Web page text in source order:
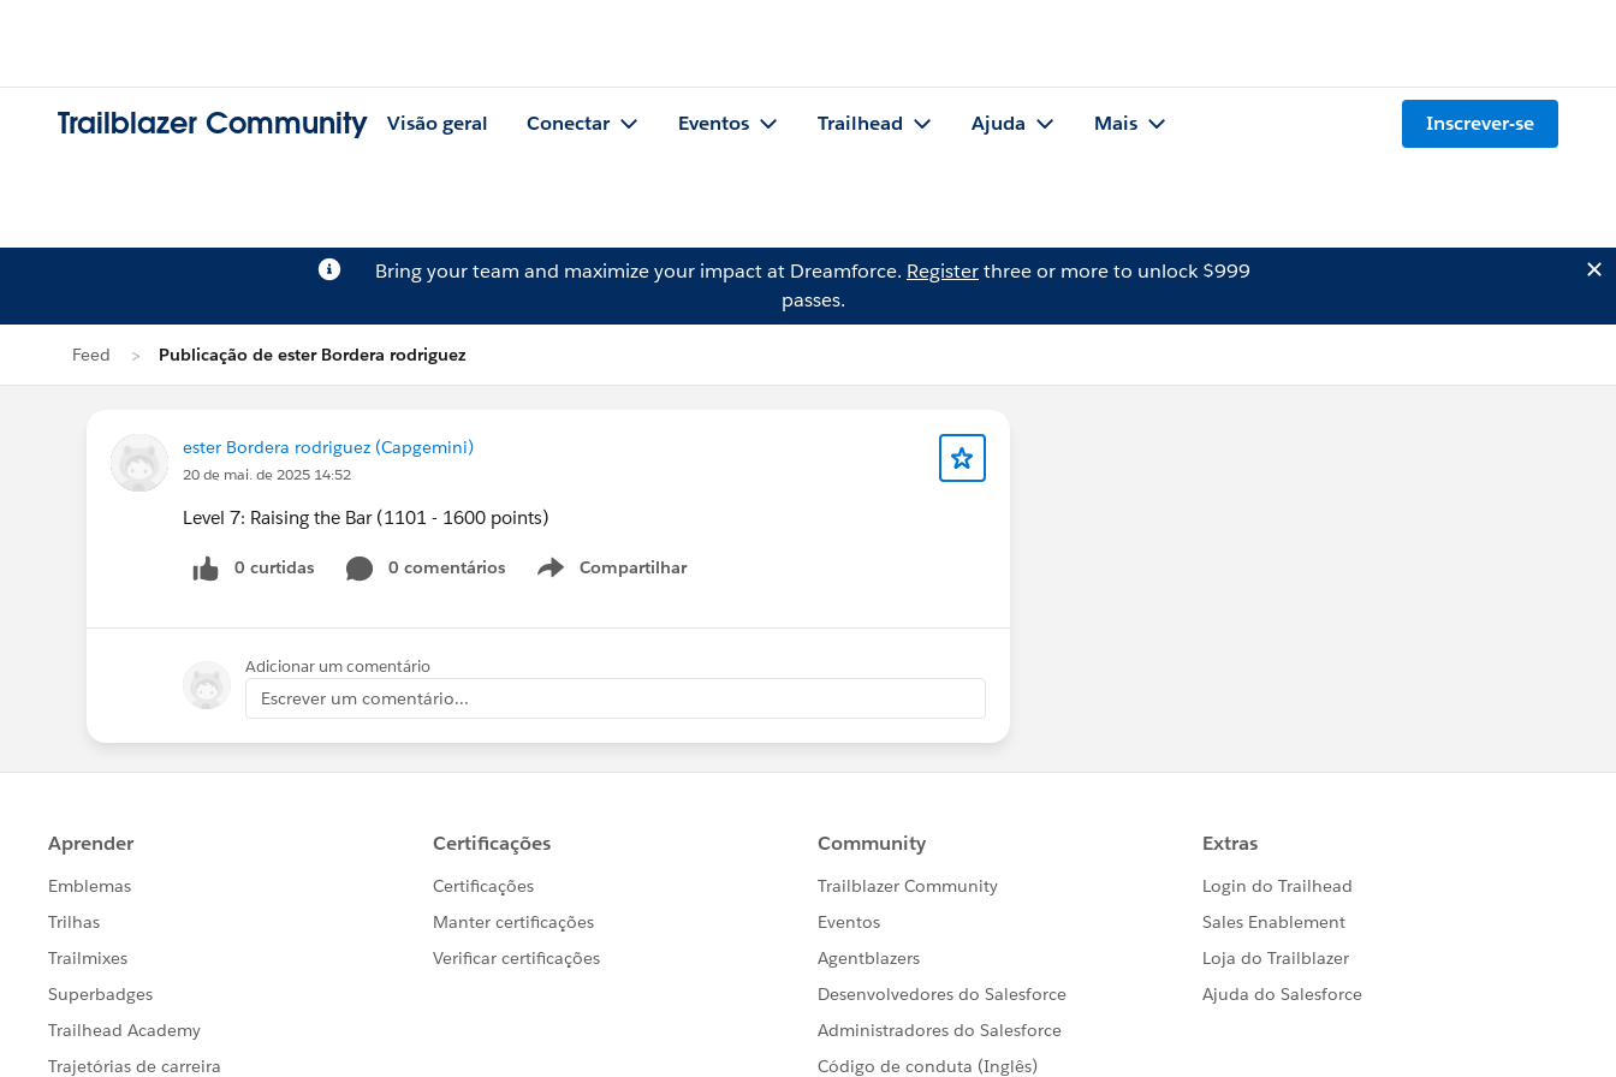
Trailblazer Community Visão geral Conectar Eventos Trailhead Ajuda Mais Inscrever-se
Bring your team and maximize your impact at Dreamforce. Registerthree or more to unlock $999
passes.
Feed Publicação de ester Bordera rodriguez
ester Bordera rodriguez (Capgemini)
20 de mai. de 2025 14:52
Level 7: Raising the Bar (1101 - 1600 points)
0 curtidas 0 comentários Compartilhar
Show menu
Adicionar um comentário
Escrever um comentário...